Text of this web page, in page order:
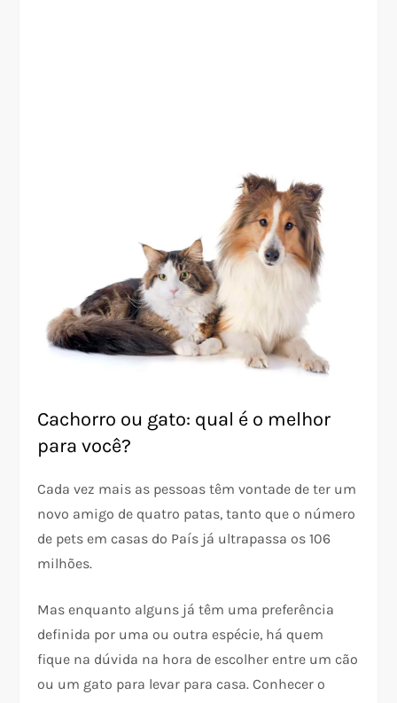
Cachorro ou gato: qual é o melhor
para você?
Cada vez mais as pessoas têm vontade de ter um
novo amigo de quatro patas, tanto que o número
de pets em casas do País já ultrapassa os 106
milhões.
Mas enquanto alguns já têm uma preferência
definida por uma ou outra espécie, há quem
fique na dúvida na hora de escolher entre um cão
ou um gato para levar para casa. Conhecer o